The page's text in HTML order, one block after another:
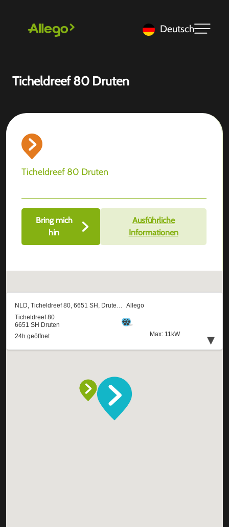
Deutsch
Ticheldreef 80 Druten
Ticheldreef 80 Druten
Bring mich
hin
Ausführliche
Informationen